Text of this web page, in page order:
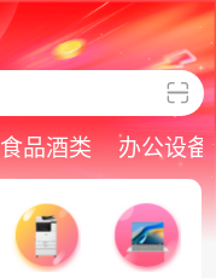
食品酒类 办公设备